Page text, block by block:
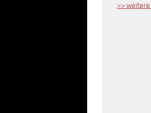
>>